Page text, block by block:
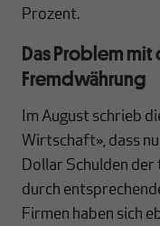
Prozent.
Das Problem
Fremdwährung
Im August schrieb
Wirtschaft», dass
Dollar Schulden
durch
Firmen haben sich